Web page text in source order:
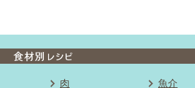
肉
魚介